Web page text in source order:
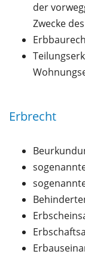
der
Zwecke
Erbrecht